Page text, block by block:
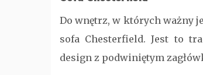
Do wnętrz, w których ważny
sofa Chesterfield. Jest to
design z podwiniętym